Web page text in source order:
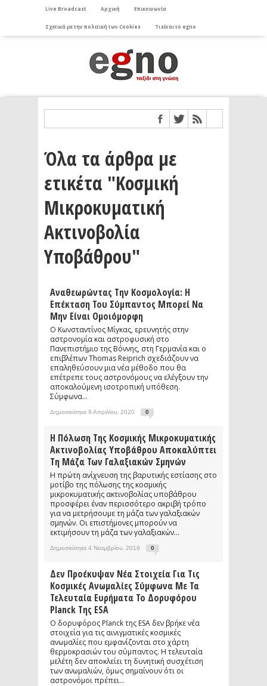
Live Broadcast Αρχική Επικοινωνία
Σχετικά με την πολιτική των Cookies Τι είναι το egno
Όλα τα άρθρα με
ετικέτα "Κοσμική
Μικροκυματική
Ακτινοβολία
Υποβάθρου"
Αναθεωρώντας Την Κοσμολογία: Η
Επέκταση Του Σύμπαντος Μπορεί Να
Μην Είναι Ομοιόμορφη
Ο Κωνσταντίνος Μίγκας, ερευνητής στην
αστρονομία και αστροφυσική στο
Πανεπιστήμιο της Βόννης, στη Γερμανία και ο
επιβλέπων Thomas Reiprich σχεδιάζουν να
επαληθεύσουν μια νέα μέθοδο που θα
επέτρεπε τους αστρονόμους να ελέγξουν την
αποκαλούμενη ισοτροπική υπόθεση.
Σύμφωνα...
Δημοσιεύτηκε 9 Απριλίου, 2020 0
Η Πόλωση Της Κοσμικής Μικροκυματικής
Ακτινοβολίας Υποβάθρου Αποκαλύπτει
Τη Μάζα Των Γαλαξιακών Σμηνών
Η πρώτη ανίχνευση της βαρυτικής εστίασης στο
μοτίβο της πόλωσης της κοσμικής
μικροκυματικής ακτινοβολίας υποβάθρου
προσφέρει έναν περισσότερο ακριβή τρόπο
για να μετρήσουμε τη μάζα των γαλαξιακών
σμηνών. Οι επιστήμονες μπορούν να
εκτιμήσουν τη μάζα των γαλαξιακών...
Δημοσιεύτηκε 4 Νοεμβρίου, 2019 0
Δεν Προέκυψαν Νέα Στοιχεία Για Τις
Κοσμικές Ανωμαλίες Σύμφωνα Με Τα
Τελευταία Ευρήματα Το Δορυφόρου
Planck Της ESA
Ο δορυφόρος Planck της ESA δεν βρήκε νέα
στοιχεία για τις αινιγματικές κοσμικές
ανωμαλίες που εμφανίζονται στο χάρτη
θερμοκρασιών του σύμπαντος. Η τελευταία
μελέτη δεν αποκλείει τη δυνητική συσχέτιση
των ανωμαλιών, όμως σημαίνουν ότι οι
αστρονόμοι πρέπει...